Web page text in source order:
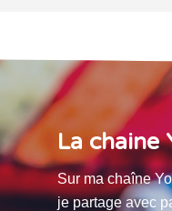
La chaine
Sur ma chaîne
je partage avec